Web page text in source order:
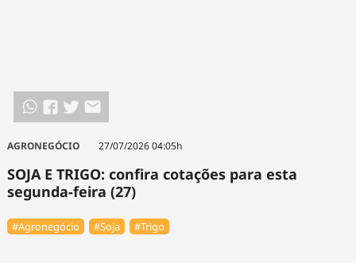
AGRONEGÓCIO 27/07/2026 04:05h
SOJA E TRIGO: confira cotações para esta
segunda-feira (27)
#Agronegócio #Soja #Trigo